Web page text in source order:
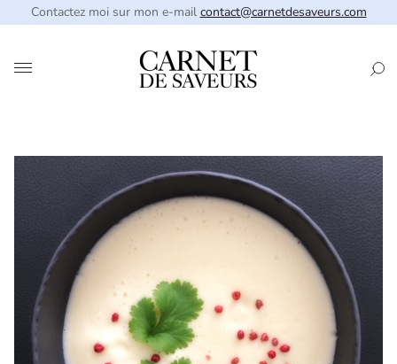
Contactez moi sur mon e-mail contact@carnetdesaveurs.com